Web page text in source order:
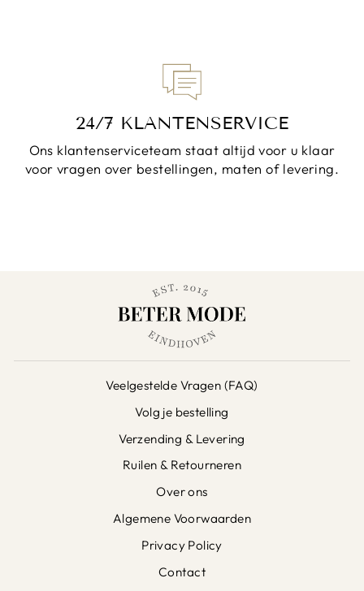
24/7 KLANTENSERVICE
Ons klantenserviceteam staat altijd voor u klaar
voor vragen over bestellingen, maten of levering.
Veelgestelde Vragen (FAQ)
Volg je bestelling
Verzending & Levering
Ruilen & Retourneren
Over ons
Algemene Voorwaarden
Privacy Policy
Contact